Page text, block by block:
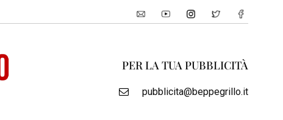
PER LA TUA PUBBLICITÀ
pubblicita@beppegrillo.it